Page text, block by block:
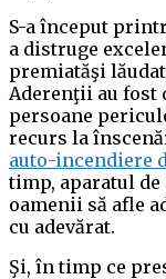
S-a început
a distruge
premiatăşi
Aderenţii au fost
persoane
recurs la
auto-incendiere
timp, aparatul
oamenii să afle
cu adevărat.
Şi, în timp ce